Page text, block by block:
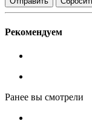
Рекомендуем
Ранее вы смотрели